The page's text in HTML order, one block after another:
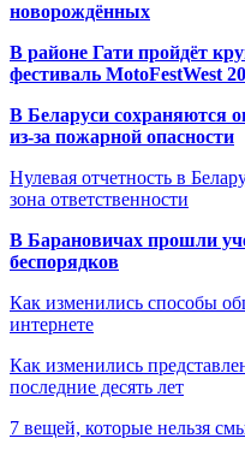
новорождённых
В районе Гати пройдёт
фестиваль MotoFestWest
В Беларуси сохраняются
из-за пожарной опасности
Нулевая отчетность в
зона ответственности
В Барановичах прошли
беспорядков
Как изменились способы
интернете
Как изменились
последние десять лет
7 вещей, которые нельзя